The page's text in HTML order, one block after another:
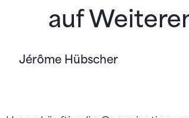
Jérôme Hübscher
auf